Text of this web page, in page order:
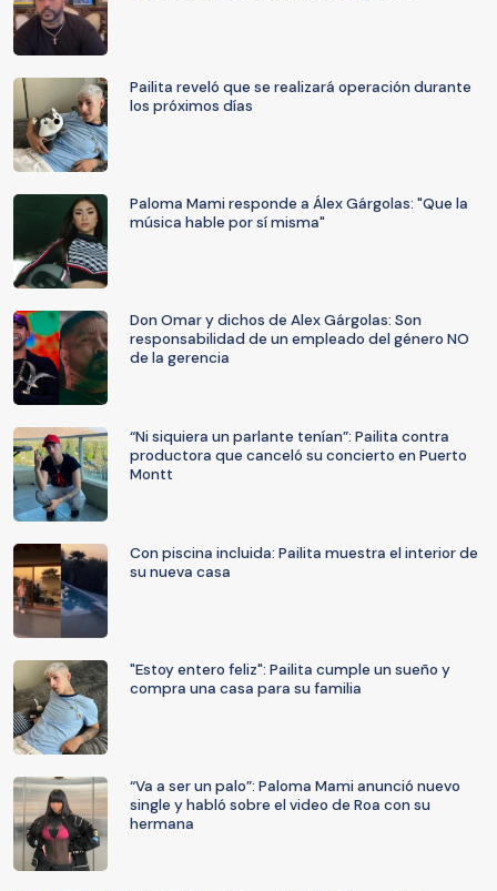
Pailita reveló que se realizará operación durante
los próximos días
Paloma Mami responde a Álex Gárgolas: "Que la
música hable por sí misma"
Don Omar y dichos de Alex Gárgolas: Son
responsabilidad de un empleado del género NO
de la gerencia
“Ni siquiera un parlante tenían”: Pailita contra
productora que canceló su concierto en Puerto
Montt
Con piscina incluida: Pailita muestra el interior de
su nueva casa
"Estoy entero feliz": Pailita cumple un sueño y
compra una casa para su familia
“Va a ser un palo”: Paloma Mami anunció nuevo
single y habló sobre el video de Roa con su
hermana